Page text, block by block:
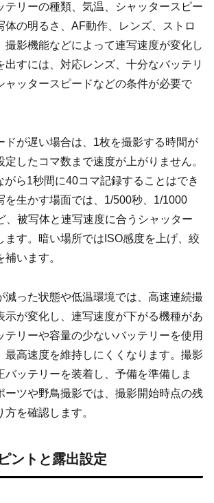
テリーの種類、気温、シャッタースピー
体の明るさ、AF動作、レンズ、ストロ
撮影機能などによって連写速度が変化し
出すには、対応レンズ、十分なバッテリ
ャッタースピードなどの条件が必要で
ドが遅い場合は、1枚を撮影する時間が
したコマ数まで速度が上がりません。
がら1秒間に40コマ記録することはでき
を生かす場面では、1/500秒、1/1000
、被写体と連写速度に合うシャッター
ます。暗い場所ではISO感度を上げ、絞
います。
減った状態や低温環境では、高速連続撮
示が変化し、連写速度が下がる機種があ
テリーや容量の少ないバッテリーを使用
最高速度を維持しにくくなります。撮影
バッテリーを装着し、予備を準備しま
ーツや野鳥撮影では、撮影開始時点の残
を確認します。
ントと露出設定